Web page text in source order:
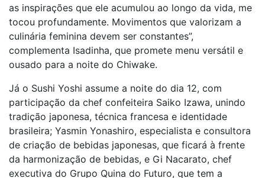
as inspirações que ele acumulou ao longo da vida, me
tocou profundamente. Movimentos que valorizam a
culinária feminina devem ser constantes”,
complementa Isadinha, que promete menu versátil e
ousado para a noite do Chiwake.
Já o Sushi Yoshi assume a noite do dia 12, com
participação da chef confeiteira Saiko Izawa, unindo
tradição japonesa, técnica francesa e identidade
brasileira; Yasmin Yonashiro, especialista e consultora
de criação de bebidas japonesas, que ficará à frente
da harmonização de bebidas, e Gi Nacarato, chef
executiva do Grupo Quina do Futuro, que tem a